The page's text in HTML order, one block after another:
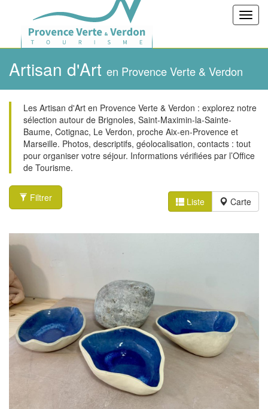
Artisan d'Art en Provence Verte & Verdon
Les Artisan d'Art en Provence Verte & Verdon : explorez notre
sélection autour de Brignoles, Saint-Maximin-la-Sainte-
Baume, Cotignac, Le Verdon, proche Aix-en-Provence et
Marseille. Photos, descriptifs, géolocalisation, contacts : tout
pour organiser votre séjour. Informations vérifiées par l’Office
de Tourisme.
Filtrer Liste Carte